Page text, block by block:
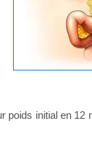
initial en